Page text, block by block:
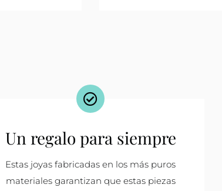
Un regalo para siempre
Estas joyas fabricadas en los más puros
materiales garantizan que estas piezas